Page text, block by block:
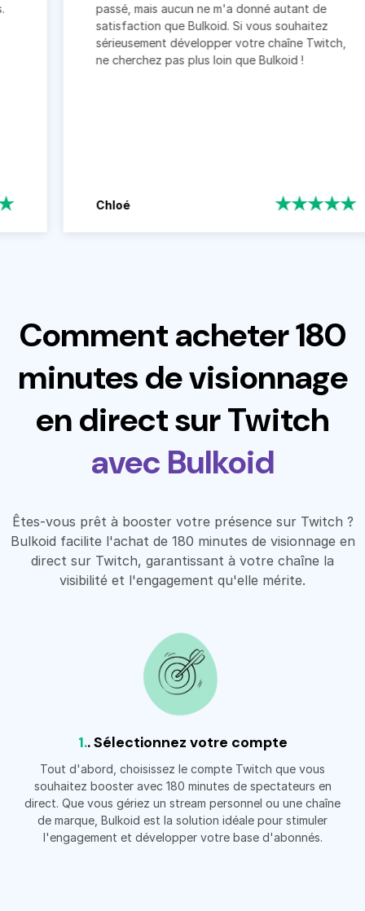
passé, mais aucun ne m'a donné autant de
satisfaction que Bulkoid. Si vous souhaitez
sérieusement développer votre chaîne Twitch,
ne cherchez pas plus loin que Bulkoid !
Comment acheter 180
minutes de visionnage
en direct sur Twitch
avec Bulkoid
Êtes-vous prêt à booster votre présence sur Twitch ?
Bulkoid facilite l'achat de 180 minutes de visionnage en
direct sur Twitch, garantissant à votre chaîne la
visibilité et l'engagement qu'elle mérite.
1.. Sélectionnez votre compte
Tout d'abord, choisissez le compte Twitch que vous
souhaitez booster avec 180 minutes de spectateurs en
direct. Que vous gériez un stream personnel ou une chaîne
de marque, Bulkoid est la solution idéale pour stimuler
l'engagement et développer votre base d'abonnés.